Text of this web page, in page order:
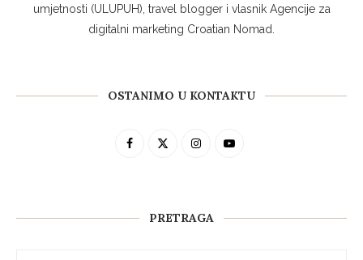
umjetnosti (ULUPUH), travel blogger i vlasnik Agencije za
digitalni marketing Croatian Nomad.
OSTANIMO U KONTAKTU
PRETRAGA